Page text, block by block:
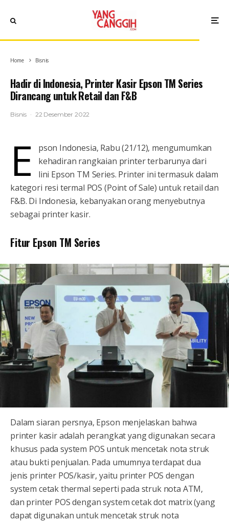
Home Bisnis
Hadir di Indonesia, Printer Kasir Epson TM Series
Dirancang untuk Retail dan F&B
Bisnis · 22 Desember 2022
E
pson Indonesia, Rabu (21/12), mengumumkan
kehadiran rangkaian printer terbarunya dari
lini Epson TM Series. Printer ini termasuk dalam
kategori resi termal POS (Point of Sale) untuk retail dan
F&B. Di Indonesia, kebanyakan orang menyebutnya
sebagai printer kasir.
Fitur Epson TM Series
Dalam siaran persnya, Epson menjelaskan bahwa
printer kasir adalah perangkat yang digunakan secara
khusus pada system POS untuk mencetak nota struk
atau bukti penjualan. Pada umumnya terdapat dua
jenis printer POS/kasir, yaitu printer POS dengan
system cetak thermal seperti pada struk nota ATM,
dan printer POS dengan system cetak dot matrix (yang
dapat digunakan untuk mencetak struk nota